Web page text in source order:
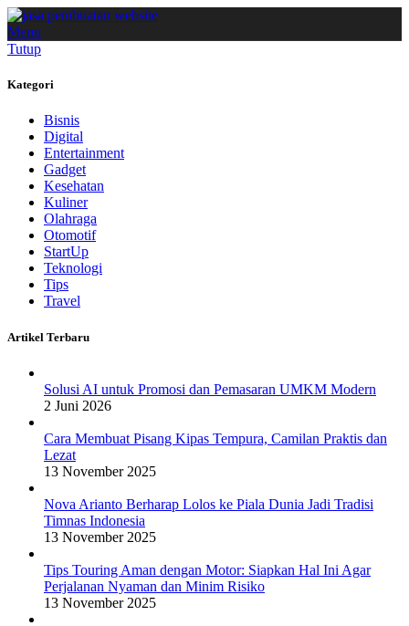
Menu
Tutup
Kategori
Bisnis
Digital
Entertainment
Gadget
Kesehatan
Kuliner
Olahraga
Otomotif
StartUp
Teknologi
Tips
Travel
Artikel Terbaru
Solusi AI untuk Promosi dan Pemasaran UMKM Modern
2 Juni 2026
Cara Membuat Pisang Kipas Tempura, Camilan Praktis dan
Lezat
13 November 2025
Nova Arianto Berharap Lolos ke Piala Dunia Jadi Tradisi
Timnas Indonesia
13 November 2025
Tips Touring Aman dengan Motor: Siapkan Hal Ini Agar
Perjalanan Nyaman dan Minim Risiko
13 November 2025